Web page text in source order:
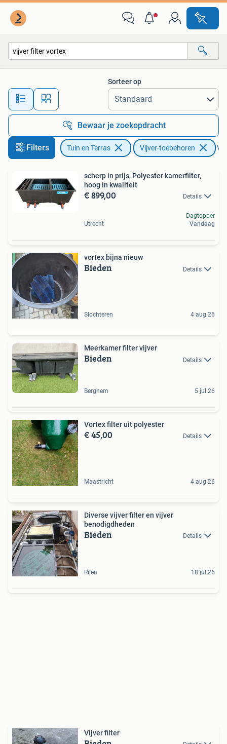
Alle afstanden…
Sorteer op
Bewaar je zoekopdracht
Filters Tuin en Terras Vijver-toebehoren
scherp in prijs, Polyester kamerfilter,
hoog in kwaliteit
€ 899,00 Details
Utrecht
Dagtopper
Vandaag
vortex bijna nieuw
Bieden Details
Slochteren 4 aug 26
Meerkamer filter vijver
Bieden Details
Berghem 5 jul 26
Vortex filter uit polyester
€ 45,00 Details
Maastricht 4 aug 26
Diverse vijver filter en vijver
benodigdheden
Bieden Details
Rijen 18 jul 26
Vijver filter